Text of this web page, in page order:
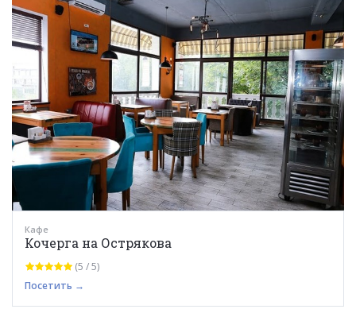
Кафе
Кочерга на Острякова
(5 / 5)
Посетить →